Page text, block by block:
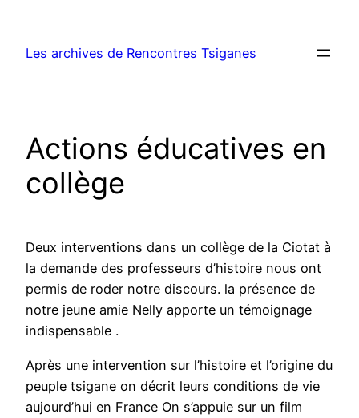
contenu
Les archives de Rencontres Tsiganes
Actions éducatives en
collège
Deux interventions dans un collège de la Ciotat à
la demande des professeurs d’histoire nous ont
permis de roder notre discours. la présence de
notre jeune amie Nelly apporte un témoignage
indispensable .
Après une intervention sur l’histoire et l’origine du
peuple tsigane on décrit leurs conditions de vie
aujourd’hui en France On s’appuie sur un film